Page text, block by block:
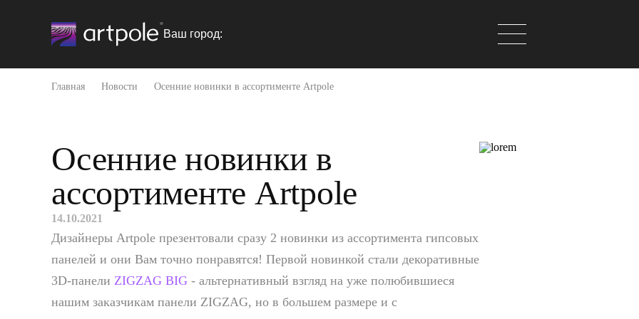
Ваш город:
Главная Новости Осенние новинки в ассортименте Artpole
Осенние новинки в
ассортименте Artpole
14.10.2021
Дизайнеры Artpole презентовали сразу 2 новинки из ассортимента гипсовых
панелей и они Вам точно понравятся! Первой новинкой стали декоративные
3D-панели ZIGZAG BIG - альтернативный взгляд на уже полюбившиеся
нашим заказчикам панели ZIGZAG, но в большем размере и с